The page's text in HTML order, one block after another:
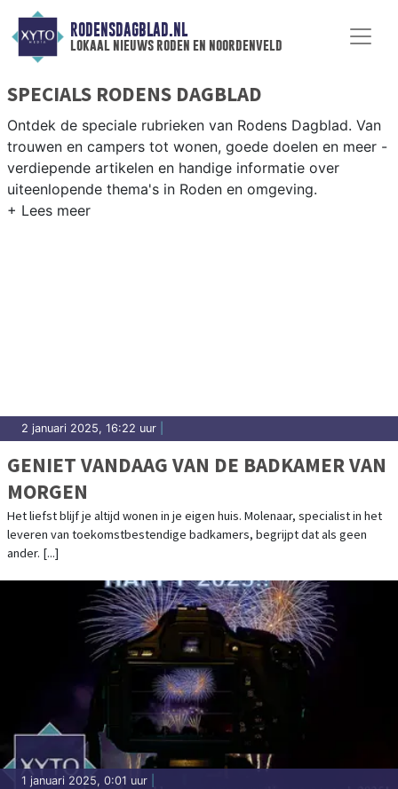
RODENSDAGBLAD.NL
lokaal nieuws roden en noordenveld
SPECIALS RODENS DAGBLAD
Ontdek de speciale rubrieken van Rodens Dagblad. Van
trouwen en campers tot wonen, goede doelen en meer -
verdiepende artikelen en handige informatie over
uiteenlopende thema's in Roden en omgeving.
2 januari 2025, 16:22 uur
GENIET VANDAAG VAN DE BADKAMER VAN
MORGEN
Het liefst blijf je altijd wonen in je eigen huis. Molenaar, specialist in het
leveren van toekomstbestendige badkamers, begrijpt dat als geen
ander. [...]
1 januari 2025, 0:01 uur